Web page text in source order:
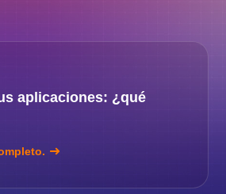
aplicaciones: ¿qué